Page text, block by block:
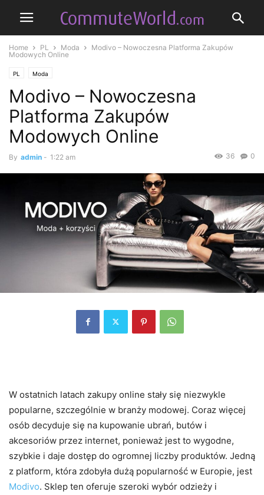
Home PL Moda
Modivo – Nowoczesna Platforma Zakupów
Modowych Online
PL Moda
Modivo – Nowoczesna
Platforma Zakupów
Modowych Online
By admin - 1:22 am 0
36
W ostatnich latach zakupy online stały się niezwykle
popularne, szczególnie w branży modowej. Coraz więcej
osób decyduje się na kupowanie ubrań, butów i
akcesoriów przez internet, ponieważ jest to wygodne,
szybkie i daje dostęp do ogromnej liczby produktów. Jedną
z platform, która zdobyła dużą popularność w Europie, jest
Modivo. Sklep ten oferuje szeroki wybór odzieży i